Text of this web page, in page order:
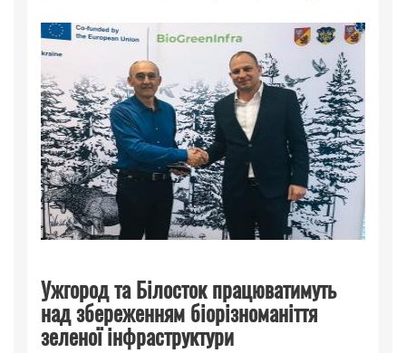
Ужгород та Білосток працюватимуть
над збереженням біорізноманіття
зеленої інфраструктури